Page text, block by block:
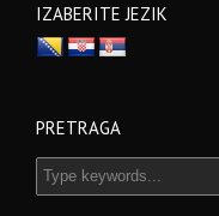
IZABERITE JEZIK
PRETRAGA